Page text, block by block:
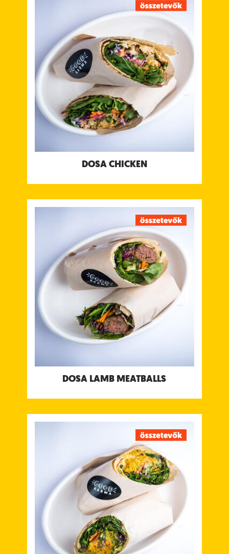
DOSA CHICKEN
Sült csirke, joghurtos masala fűszerben pácolva,
kachumber salsával, édes tamarind csatnival &
joghurt csatnival
Tápanyagtartalom (g/adag)
Energia 466 kcal
Fehérje 40 g
Szénhidrát 22 g
ebből cukor 20 g
Rost 3.9 g
Zsír 23 g
ebből telített zsírok 8 g
DOSA LAMB MEATBALLS
DOSA LAMB MEATBALLS
Darált bárányhús pirított római köménnyel,
gyömbérrel és fokhagymával fűszerezve, zöld
menta & koriander csatnival, édes tamarind
csatnival és joghurt csatnival
Tápanyagtartalom (g/adag)
Energia 422 kcal
Fehérje 29 g
Szénhidrát 23 g
ebből cukor 19 g
Rost 4.8 g
ebből telített zsírok 9.1 g
Tejtermék, Mustár
DOSA DAILY DAL
Ízletes lencse, csicseriborsó vagy felesborsó
(moon, sárgaborsó vagy masoor) dal kachumber
salsával, zöld menta & koriander csatnival és
kókuszjoghurt csatnival
Tápanyagtartalom (g/adag)
Energia 219 kcal
Fehérje 8.7 g
Szénhidrát 22 g
ebből cukor 10 g
Rost 7.2 g
ebből telített zsírok 4.6 g